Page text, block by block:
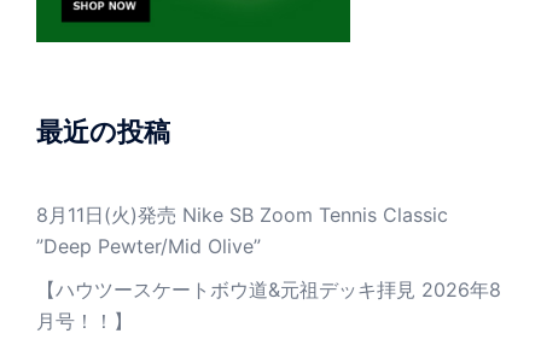
最近の投稿
8月11日(火)発売 Nike SB Zoom Tennis Classic
”Deep Pewter/Mid Olive”
【ハウツースケートボウ道&元祖デッキ拝見 2026年8
月号！！】